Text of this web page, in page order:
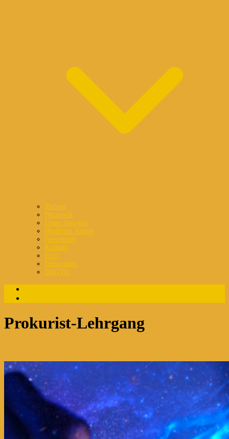
Partner
Netzwerk
Unser Angebot
Highlight Archiv
Newsletter
Kontakt
FAQ
Impressum
DSGVO
Prokurist-Lehrgang